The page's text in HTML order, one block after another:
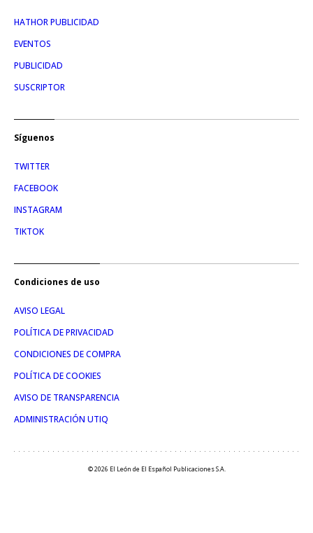
HATHOR PUBLICIDAD
EVENTOS
PUBLICIDAD
SUSCRIPTOR
Síguenos
TWITTER
FACEBOOK
INSTAGRAM
TIKTOK
Condiciones de uso
AVISO LEGAL
POLÍTICA DE PRIVACIDAD
CONDICIONES DE COMPRA
POLÍTICA DE COOKIES
AVISO DE TRANSPARENCIA
ADMINISTRACIÓN UTIQ
© 2026 El León de El Español Publicaciones S.A.